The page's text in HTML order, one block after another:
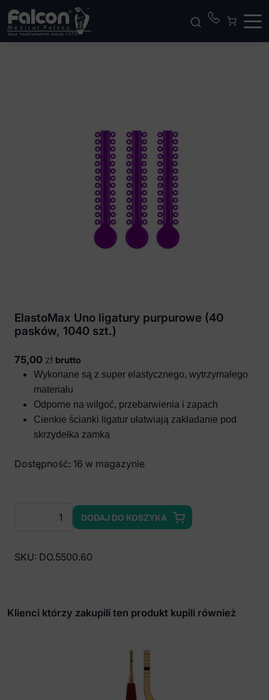
ElastoMax Uno ligatury purpurowe (40
pasków, 1040 szt.)
75,00 zł brutto
Wykonane są z super elastycznego, wytrzymałego
materiału
Odporne na wilgoć, przebarwienia i zapach
Cienkie ścianki ligatur ułatwiają zakładanie pod
skrzydełka zamka
Dostępność: 16 w magazynie
ligatury
1040
DODAJ DO KOSZYKA
SKU: DO.5500.60
Klienci którzy zakupili ten produkt kupili również